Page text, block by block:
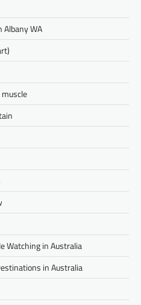
Albany WA
Watching in Australia
in Australia